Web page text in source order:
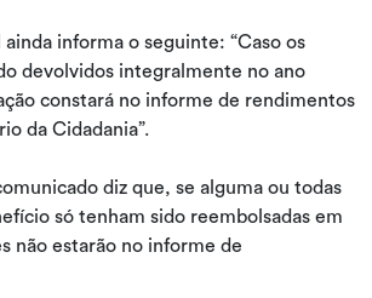
informa o seguinte: “Caso os
devolvidos integralmente no ano
constará no informe de rendimentos
da Cidadania”.
diz que, se alguma ou todas
só tenham sido reembolsadas em
não estarão no informe de